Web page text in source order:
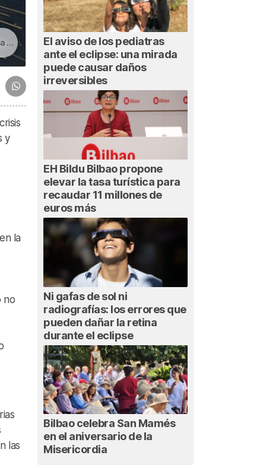
y
la
no
las
El aviso de los pediatras
ante el eclipse: una mirada
puede causar daños
irreversibles
EH Bildu Bilbao propone
elevar la tasa turística para
recaudar 11 millones de
euros más
Ni gafas de sol ni
radiografías: los errores que
pueden dañar la retina
durante el eclipse
Bilbao celebra San Mamés
en el aniversario de la
Misericordia